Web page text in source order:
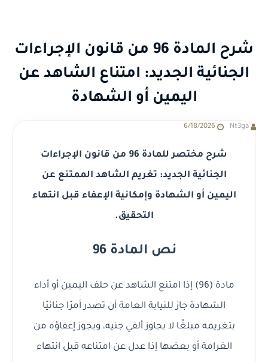
شرح المادة 96 من قانون الإجراءات
الجنائية الجديد: امتناع الشاهد عن
اليمين أو الشهادة
Nt3ga
6/18/2026
شرح مختصر للمادة 96 من قانون الإجراءات
الجنائية الجديد: تغريم الشاهد الممتنع عن
اليمين أو الشهادة وإمكانية الإعفاء قبل انتهاء
التحقيق.
نص المادة 96
مادة (96) إذا امتنع الشاهد عن حلف اليمين أو أداء
الشهادة جاز للنيابة العامة أن تصدر أمرًا جنائيًا
بتغريمه مبلغًا لا يجاوز ألفي جنيه، ويجوز إعفاؤه من
الغرامة أو بعضها إذا عدل عن امتناعه قبل انتهاء